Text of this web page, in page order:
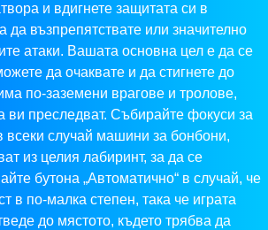
и вдигнете защитата си в
да възпрепятствате или значително
атаки. Вашата основна цел е да се
да очаквате и да стигнете до
по-заземени врагове и тролове,
ви преследват. Събирайте фокуси за
всеки случай машини за бонбони,
из целия лабиринт, за да се
бутона „Автоматично“ в случай, че
в по-малка степен, така че играта
до мястото, където трябва да